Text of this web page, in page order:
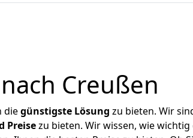
Creußen
diegünstigste Lösung zu bieten. Wir
Preisezu bieten. Wir wissen, wie wichtig